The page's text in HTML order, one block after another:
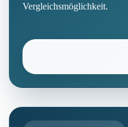
Vergleichsmöglichkeit.